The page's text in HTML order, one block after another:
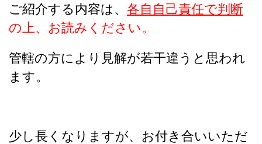
ご紹介する内容は、 各自自己責任で判断
の上、お読みください。
管轄の方により見解が若干違うと思われ
ます。
少し長くなりますが、お付き合いいただ